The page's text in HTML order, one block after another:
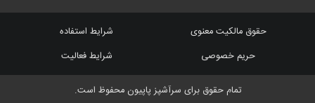
حقوق مالکیت معنوی
شرایط استفاده
حریم خصوصی
شرایط فعالیت
تمام حقوق برای سرآشپز پاپیون محفوظ است.